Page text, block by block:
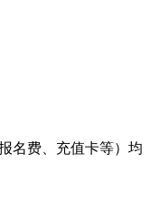
名费、充值卡等）均